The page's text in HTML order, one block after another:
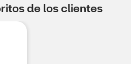
de los clientes